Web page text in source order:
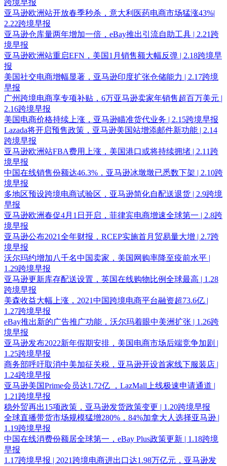
跨境早报
亚马逊欧洲站开放春季秒杀，意大利医药电商市场猛涨43%|
2.22跨境早报
亚马逊仓库量两年增加一倍，eBay推出引流自助工具 | 2.21跨
境早报
亚马逊欧洲站重启EFN，美国1月销售额大幅反弹 | 2.18跨境早
报
美国社交电商增幅显著，亚马逊印度扩张仓储能力 | 2.17跨境
早报
广州跨境电商享专项补贴，6万亚马逊卖家年销售超百万美元 |
2.16跨境早报
美国电商价格持续上涨，亚马逊瞄准货代业务 | 2.15跨境早报
Lazada将开启预售政策，亚马逊美国站增添邮件新功能 | 2.14
跨境早报
亚马逊欧洲站FBA费用上涨，美国港口或将持续拥堵 | 2.11跨
境早报
中国在线销售份额达46.3%，亚马逊冰墩墩已悉数下架 | 2.10跨
境早报
多地区预设跨境电商试验区，亚马逊简化自配送退货 | 2.9跨境
早报
亚马逊欧洲春促4月1日开启，菲律宾电商增速全球第一 | 2.8跨
境早报
亚马逊公布2021全年财报，RCEP实施首月贸易量大增 | 2.7跨
境早报
沃尔玛约增加八千名中国卖家，美国网购率降至疫前水平 |
1.29跨境早报
亚马逊更新库存配送设置，英国在线购物比例全球最高 | 1.28
跨境早报
美森收益大幅上涨，2021中国跨境电商平台融资超73.6亿 |
1.27跨境早报
eBay推出新的广告推广功能，沃尔玛着眼中美洲扩张 | 1.26跨
境早报
亚马逊发布2022新年假期安排，美国电商市场后端竞争加剧 |
1.25跨境早报
商务部呼吁取消中美加征关税，亚马逊开设首家线下服装店 |
1.24跨境早报
亚马逊美国Prime会员达1.72亿 ，LazMall上线极速申请通道 |
1.21跨境早报
稳外贸再出15项政策，亚马逊发货政策变更 | 1.20跨境早报
全球直播带货市场规模猛增280%，84%加拿大人选择亚马逊 |
1.19跨境早报
中国在线消费份额居全球第一，eBay Plus政策更新 | 1.18跨境
早报
1.17跨境早报 | 2021跨境电商进出口达1.98万亿元，亚马逊发